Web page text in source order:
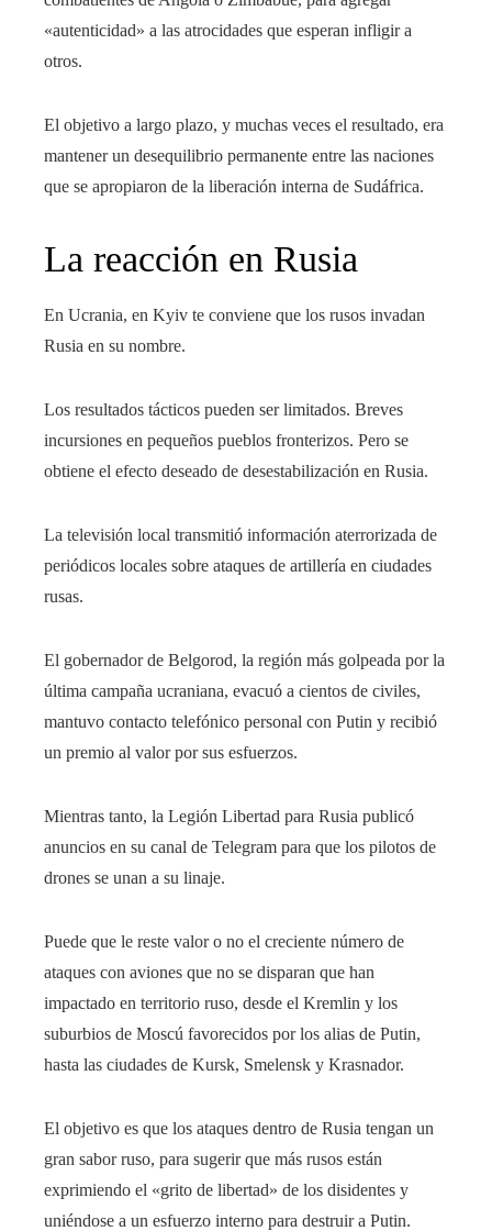
«autenticidad» a las atrocidades que esperan infligir a
otros.
El objetivo a largo plazo, y muchas veces el resultado, era
mantener un desequilibrio permanente entre las naciones
que se apropiaron de la liberación interna de Sudáfrica.
La reacción en Rusia
En Ucrania, en Kyiv te conviene que los rusos invadan
Rusia en su nombre.
Los resultados tácticos pueden ser limitados. Breves
incursiones en pequeños pueblos fronterizos. Pero se
obtiene el efecto deseado de desestabilización en Rusia.
La televisión local transmitió información aterrorizada de
periódicos locales sobre ataques de artillería en ciudades
rusas.
El gobernador de Belgorod, la región más golpeada por la
última campaña ucraniana, evacuó a cientos de civiles,
mantuvo contacto telefónico personal con Putin y recibió
un premio al valor por sus esfuerzos.
Mientras tanto, la Legión Libertad para Rusia publicó
anuncios en su canal de Telegram para que los pilotos de
drones se unan a su linaje.
Puede que le reste valor o no el creciente número de
ataques con aviones que no se disparan que han
impactado en territorio ruso, desde el Kremlin y los
suburbios de Moscú favorecidos por los alias de Putin,
hasta las ciudades de Kursk, Smelensk y Krasnador.
El objetivo es que los ataques dentro de Rusia tengan un
gran sabor ruso, para sugerir que más rusos están
exprimiendo el «grito de libertad» de los disidentes y
uniéndose a un esfuerzo interno para destruir a Putin.